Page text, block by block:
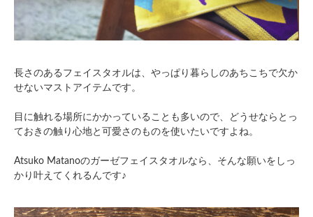
長さのあるフェイスタオルは、やっぱり暮らしのあちこちで欠か
せないマストアイテムです。
目に触れる場所にかかっていることも多いので、どうせならとっ
ておきの触り心地と可愛さのものを使いたいですよね。
Atsuko Matanoのガーゼフェイスタオルなら、そんな願いをしっ
かり叶えてくれるんです♪